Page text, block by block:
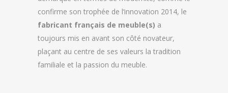
confirme son trophée de l‘innovation 2014, le
fabricant français de meuble(s) a
toujours mis en avant son côté novateur,
plaçant au centre de ses valeurs la tradition
familiale et la passion du meuble.